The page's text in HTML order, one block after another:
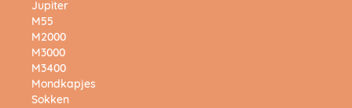
Jupiter
M55
M2000
M3000
M3400
Mondkapjes
Sokken